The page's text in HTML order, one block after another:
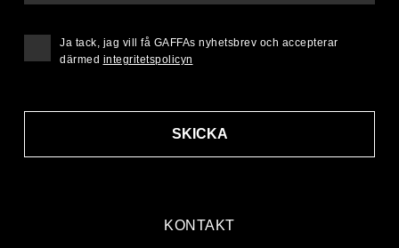
KONTAKT
SKICKA
Ja tack, jag vill få GAFFAs nyhetsbrev och accepterar
därmed integritetspolicyn